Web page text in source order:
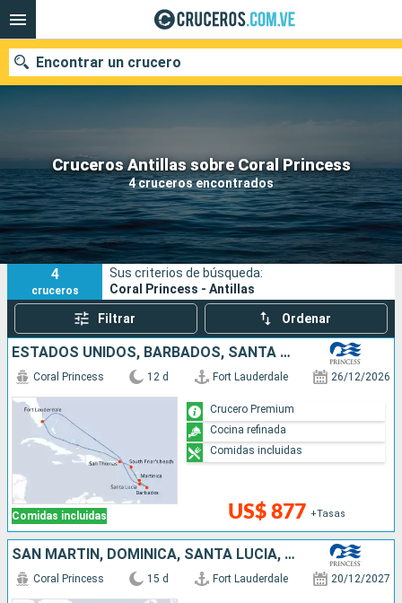
Cruceros Antillas sobre Coral Princess
4 cruceros encontrados
Encontrar un crucero
Nuestros destinos
Fecha de salida
Puertos Compañías
Buscar
4
cruceros
Sus criterios de búsqueda:
Coral Princess - Antillas
Filtrar Ordenar
ESTADOS UNIDOS, BARBADOS, SANTA LUCIA, SAN MARTÍN
Comidas incluidas
Coral Princess 12 d Fort Lauderdale 26/12/2026
US$ 877 +Tasas
Crucero Premium
Cocina refinada
Comidas incluidas
SAN MARTÍN, DOMINICA, SANTA LUCIA, BARBADOS, GRENADA, ARUBA, ESTADOS UNIDOS
Coral Princess 15 d Fort Lauderdale 20/12/2027